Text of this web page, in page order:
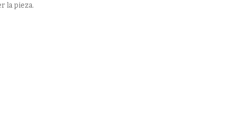
la pieza.